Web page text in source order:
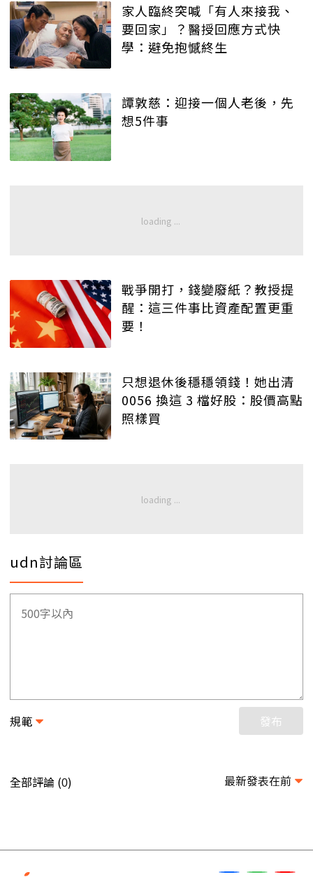
家人臨終突喊「有人來接我、
要回家」？醫授回應方式快
學：避免抱憾終生
譚敦慈：迎接一個人老後，先
想5件事
戰爭開打，錢變廢紙？教授提
醒：這三件事比資產配置更重
要！
只想退休後穩穩領錢！她出清
0056 換這 3 檔好股：股價高點
照樣買
udn討論區
規範 發布
全部評論 (0) 最新發表在前